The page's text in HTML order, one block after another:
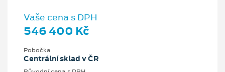
Vaše cena s DPH
546 400 Kč
Pobočka
Centrální sklad v ČR